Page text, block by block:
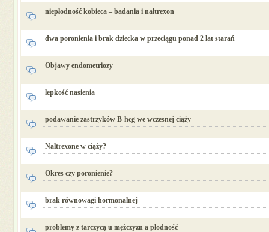
niepłodność kobieca – badania i naltrexon
dwa poronienia i brak dziecka w przeciągu ponad 2 lat starań
Objawy endometriozy
lepkość nasienia
podawanie zastrzyków B-hcg we wczesnej ciąży
Naltrexone w ciąży?
Okres czy poronienie?
brak równowagi hormonalnej
problemy z tarczycą u mężczyzn a płodność